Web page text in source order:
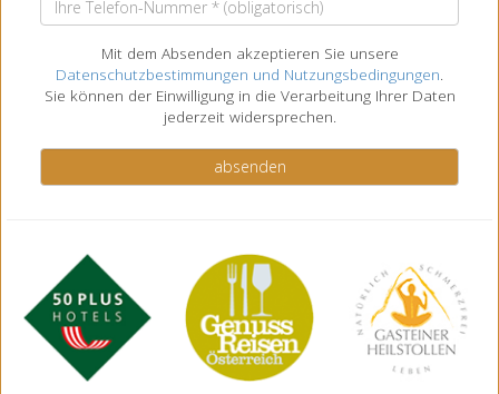
Mit dem Absenden akzeptieren Sie unsere
Datenschutzbestimmungen und Nutzungsbedingungen.
Sie können der Einwilligung in die Verarbeitung Ihrer Daten
jederzeit widersprechen.